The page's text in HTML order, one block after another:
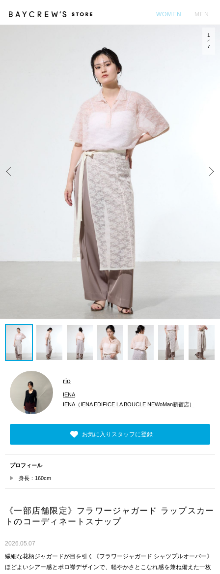
WOMEN MEN
1
7
rio
IENA
IENA（IENA EDIFICE LA BOUCLE NEWoMan新宿店）
お気に入りスタッフに登録
プロフィール
身長：160cm
《一部店舗限定》フラワージャガード ラップスカー
トのコーディネートスナップ
2026.05.07
繊細な花柄ジャガードが目を引く《フラワージャガード シャツプルオーバー》
ほどよいシアー感とポロ襟デザインで、軽やかさとこなれ感を兼ね備えた一枚